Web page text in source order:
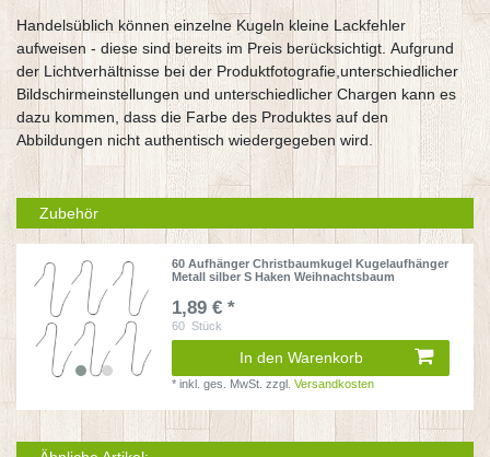
Handelsüblich können einzelne Kugeln kleine Lackfehler
aufweisen - diese sind bereits im Preis berücksichtigt. Aufgrund
der Lichtverhältnisse bei der Produktfotografie,unterschiedlicher
Bildschirmeinstellungen und unterschiedlicher Chargen kann es
dazu kommen, dass die Farbe des Produktes auf den
Abbildungen nicht authentisch wiedergegeben wird.
Zubehör
60 Aufhänger Christbaumkugel Kugelaufhänger
Metall silber S Haken Weihnachtsbaum
1,89 € *
60 Stück
In den Warenkorb
*inkl. ges. MwSt. zzgl.Versandkosten